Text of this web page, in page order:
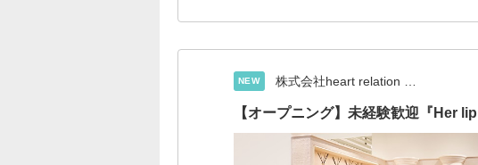
NEW 株式会社heart relation …
【オープニング】未経験歓迎『